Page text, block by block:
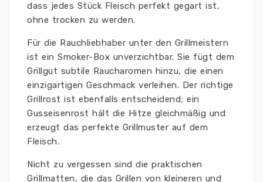
dass jedes Stück Fleisch perfekt gegart ist,
ohne trocken zu werden.
Für die Rauchliebhaber unter den Grillmeistern
ist ein Smoker-Box unverzichtbar. Sie fügt dem
Grillgut subtile Raucharomen hinzu, die einen
einzigartigen Geschmack verleihen. Der richtige
Grillrost ist ebenfalls entscheidend; ein
Gusseisenrost hält die Hitze gleichmäßig und
erzeugt das perfekte Grillmuster auf dem
Fleisch.
Nicht zu vergessen sind die praktischen
Grillmatten, die das Grillen von kleineren und